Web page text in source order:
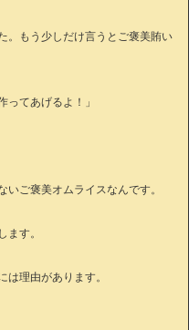
。もう少しだけ言うとご褒美賄い
ってあげるよ！」
ご褒美オムライスなんです。
ます。
は理由があります。